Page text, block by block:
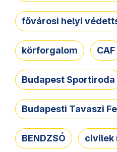
fővárosi helyi
körforgalom CAF
Budapest Sportiroda
Budapesti Tavaszi
BENDZSÓ civilek